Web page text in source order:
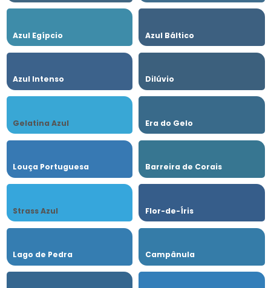
Azul Egípcio Azul Báltico
Azul Intenso Dilúvio
Gelatina Azul Era do Gelo
Louça Portuguesa Barreira de Corais
Strass Azul Flor-de-Íris
Lago de Pedra Campânula